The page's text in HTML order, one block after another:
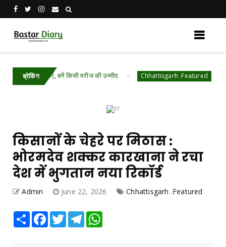
ब्रेकिंग
आएं, बनें किसी मरीज की उम्मीद Chhattisgarh .Featured ‘मेरा रेशम मेरा
किसानों के चेहरे पर मिठास :
भोरमदेव शक्कर कारखाना ने रचा
देश में भुगतान नया रिकॉर्ड
Admin June 22, 2026 Chhattisgarh .Featured
Share Facebook
TwitterTelegram